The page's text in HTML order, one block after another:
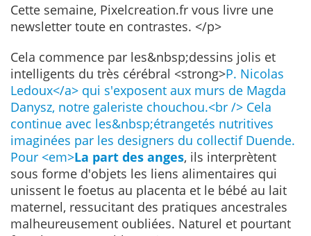
Cette semaine, Pixelcreation.fr vous livre une
newsletter toute en contrastes. </p>
Cela commence par les&nbsp;dessins jolis et
intelligents du très cérébral <strong>P. Nicolas
Ledoux</a> qui s'exposent aux murs de Magda
Danysz, notre galeriste chouchou.<br /> Cela
continue avec les&nbsp;étrangetés nutritives
imaginées par les designers du collectif Duende.
Pour <em>La part des anges, ils interprètent
sous forme d'objets les liens alimentaires qui
unissent le foetus au placenta et le bébé au lait
maternel, ressucitant des pratiques ancestrales
malheureusement oubliées. Naturel et pourtant